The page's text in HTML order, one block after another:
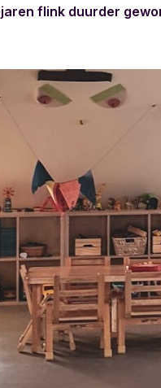
flink duurder